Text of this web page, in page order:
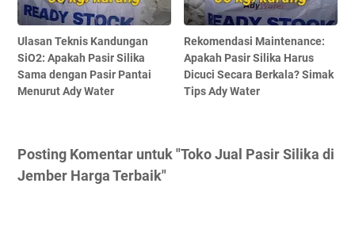
Ulasan Teknis Kandungan
SiO2: Apakah Pasir Silika
Sama dengan Pasir Pantai
Menurut Ady Water
Rekomendasi Maintenance:
Apakah Pasir Silika Harus
Dicuci Secara Berkala? Simak
Tips Ady Water
Posting Komentar untuk "Toko Jual Pasir Silika di
Jember Harga Terbaik"